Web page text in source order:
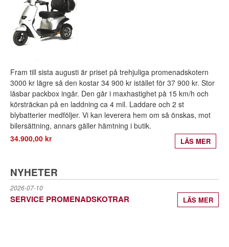
Fram till sista augusti är priset på trehjuliga promenadskotern
3000 kr lägre så den kostar 34 900 kr istället för 37 900 kr. Stor
låsbar packbox ingår. Den går i maxhastighet på 15 km/h och
körsträckan på en laddning ca 4 mil. Laddare och 2 st
blybatterier medföljer. Vi kan leverera hem om så önskas, mot
bilersättning, annars gäller hämtning i butik.
34.900,00 kr
LÄS MER
NYHETER
2026-07-10
SERVICE PROMENADSKOTRAR LÄS MER